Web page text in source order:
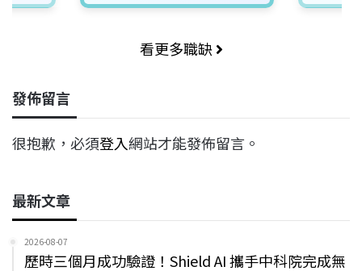
看更多職缺
發佈留言
很抱歉，必須登入網站才能發佈留言。
最新文章
2026-08-07
歷時三個月成功驗證！Shield AI 攜手中科院完成無